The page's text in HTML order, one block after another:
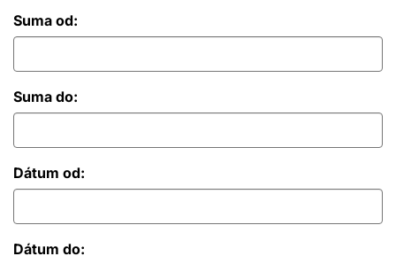
Suma od:
Suma do:
Dátum od:
Dátum do: